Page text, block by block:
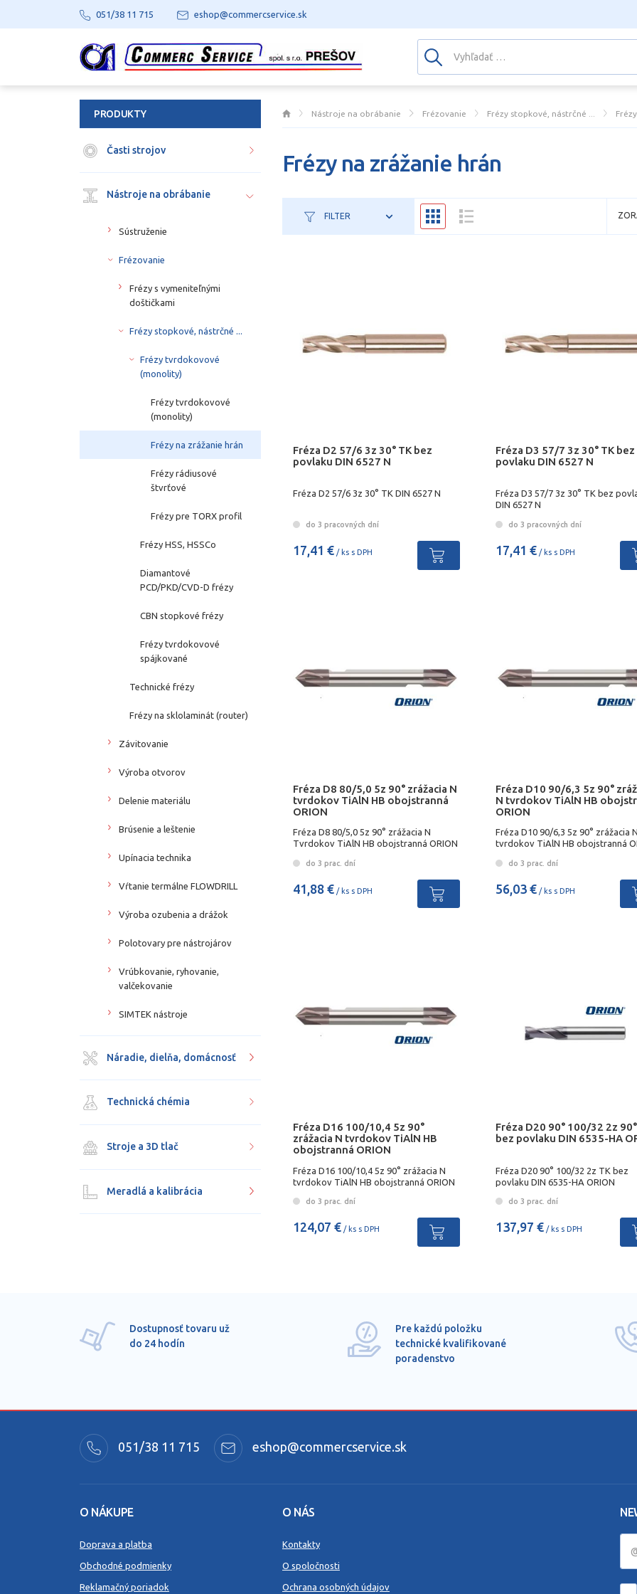
Nástroje na obrábanie Frézovanie Frézy stopkové, nástrčné ...
Frézy na zrážanie hrán
FILTER
Fréza D2 57/6 3z 30° TK bez
povlaku DIN 6527 N
Fréza D2 57/6 3z 30° TK DIN 6527 N
do 3 pracovných dní
17,41 € / ks s DPH
Fréza D3 57/7 3z 30° TK bez
povlaku DIN 6527 N
Fréza D3 57/7 3z 30° TK bez
DIN 6527 N
do 3 pracovných dní
17,41 €/ ks s DPH
Fréza D8 80/5,0 5z 90° zrážacia N
tvrdokov TiAlN HB obojstranná
ORION
Fréza D8 80/5,0 5z 90° zrážacia N
Tvrdokov TiAlN HB obojstranná ORION
do 3 prac. dní
41,88 € / ks s DPH
Fréza D10 90/6,3 5z 90°
N tvrdokov TiAlN HB
ORION
Fréza D10 90/6,3 5z 90° zrážacia N
tvrdokov TiAlN HB obojstranná
do 3 prac. dní
56,03 €/ ks s DPH
Fréza D16 100/10,4 5z 90°
zrážacia N tvrdokov TiAlN HB
obojstranná ORION
Fréza D16 100/10,4 5z 90° zrážacia N
tvrdokov TiAlN HB obojstranná ORION
do 3 prac. dní
124,07 € / ks s DPH
Fréza D20 90° 100/32 2z
bez povlaku DIN 6535-HA
Fréza D20 90° 100/32 2z TK bez
povlaku DIN 6535-HA ORION
do 3 prac. dní
137,97 €/ ks s DPH
PRODUKTY
Časti strojov
Nástroje na obrábanie
Sústruženie
Frézovanie
Frézy s vymeniteľnými
doštičkami
Frézy stopkové, nástrčné ...
Frézy tvrdokovové
(monolity)
Frézy tvrdokovové
(monolity)
Frézy na zrážanie hrán
Frézy rádiusové
štvrťové
Frézy pre TORX profil
Frézy HSS, HSSCo
Diamantové
PCD/PKD/CVD-D frézy
CBN stopkové frézy
Frézy tvrdokovové
spájkované
Technické frézy
Frézy na sklolaminát (router)
Závitovanie
Výroba otvorov
Delenie materiálu
Brúsenie a leštenie
Upínacia technika
Vŕtanie termálne FLOWDRILL
Výroba ozubenia a drážok
Polotovary pre nástrojárov
Vrúbkovanie, ryhovanie,
valčekovanie
SIMTEK nástroje
Náradie, dielňa, domácnosť
Technická chémia
Stroje a 3D tlač
Meradlá a kalibrácia
Dostupnosť tovaru už
do 24 hodín
Pre každú položku
technické kvalifikované
poradenstvo
051/38 11 715 eshop@commercservice.sk
O NÁKUPE
Doprava a platba
Obchodné podmienky
Reklamačný poriadok
O NÁS
Kontakty
O spoločnosti
Ochrana osobných údajov
051/38 11 715 eshop@commercservice.sk